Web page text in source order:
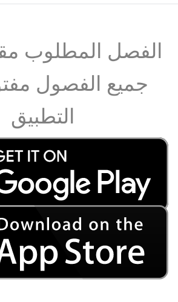
الفصل المطلوب
جميع الفصول
التطبيق